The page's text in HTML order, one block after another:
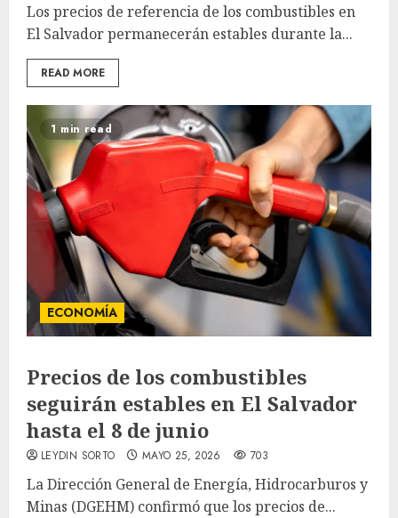
Los precios de referencia de los combustibles en
El Salvador permanecerán estables durante la...
READ MORE
1 min read
ECONOMÍA
Precios de los combustibles
seguirán estables en El Salvador
hasta el 8 de junio
LEYDIN SORTO MAYO 25, 2026 703
La Dirección General de Energía, Hidrocarburos y
Minas (DGEHM) confirmó que los precios de...